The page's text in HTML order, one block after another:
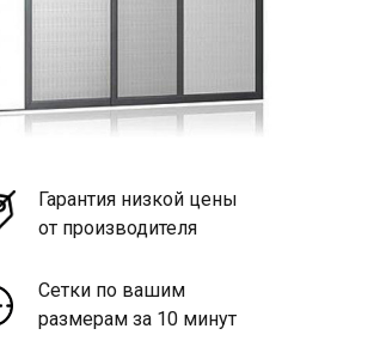
Гарантия низкой цены
от производителя
Сетки по вашим
размерам за 10 минут